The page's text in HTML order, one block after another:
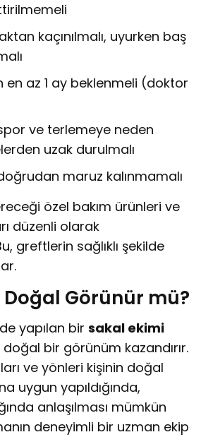
kaçınılmalı, uyurken baş
en az 1 ay beklenmeli (doktor
ve terlemeye neden
uzak durulmalı
doğrudan maruz kalınmamalı
özel bakım ürünleri ve
düzenli olarak
greftlerin sağlıklı şekilde
Doğal Görünür mü?
yapılan bir sakal ekimi
bir görünüm kazandırır.
ve yönleri kişinin doğal
uygun yapıldığında,
anlaşılması mümkün
deneyimli bir uzman ekip